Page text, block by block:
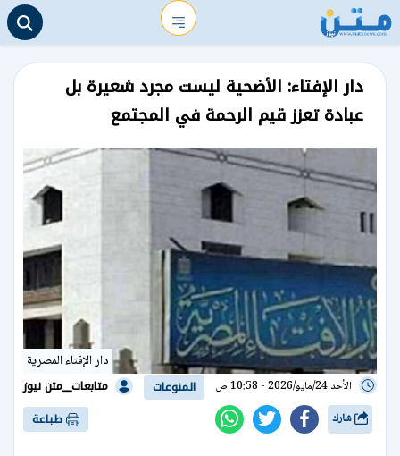
دار الإفتاء: الأضحية ليست مجرد شعيرة بل
عبادة تعزز قيم الرحمة في المجتمع
دار الإفتاء المصرية
الأحد 24/مايو/2026 - 10:58 ص المنوعات متابعات__متن نيوز
طباعة